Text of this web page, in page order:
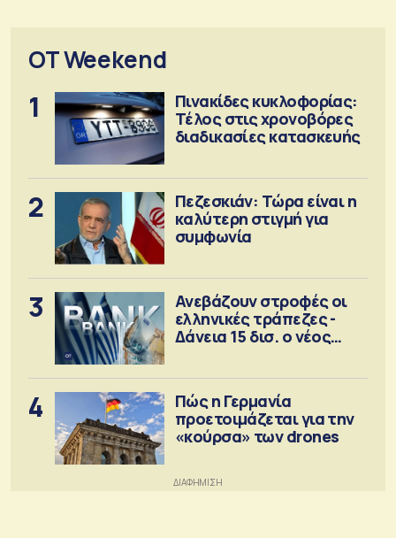
OT Weekend
1
Πινακίδες κυκλοφορίας:
Τέλος στις χρονοβόρες
διαδικασίες κατασκευής
2
Πεζεσκιάν: Τώρα είναι η
καλύτερη στιγμή για
συμφωνία
3
Ανεβάζουν στροφές οι
ελληνικές τράπεζες -
Δάνεια 15 δισ. ο νέος
4
Πώς η Γερμανία
προετοιμάζεται για την
«κούρσα» των drones